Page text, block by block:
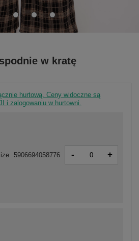
w kratę
hurtową. Ceny widoczne są
i zalogowaniu w hurtowni.
5906694058776 - +